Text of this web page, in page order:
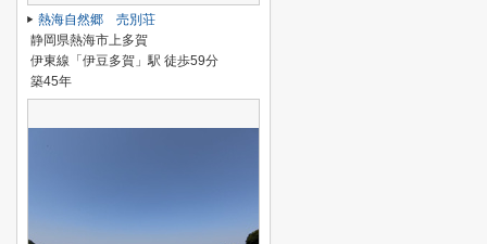
熱海自然郷 売別荘
静岡県熱海市上多賀
伊東線「伊豆多賀」駅 徒歩59分
築45年